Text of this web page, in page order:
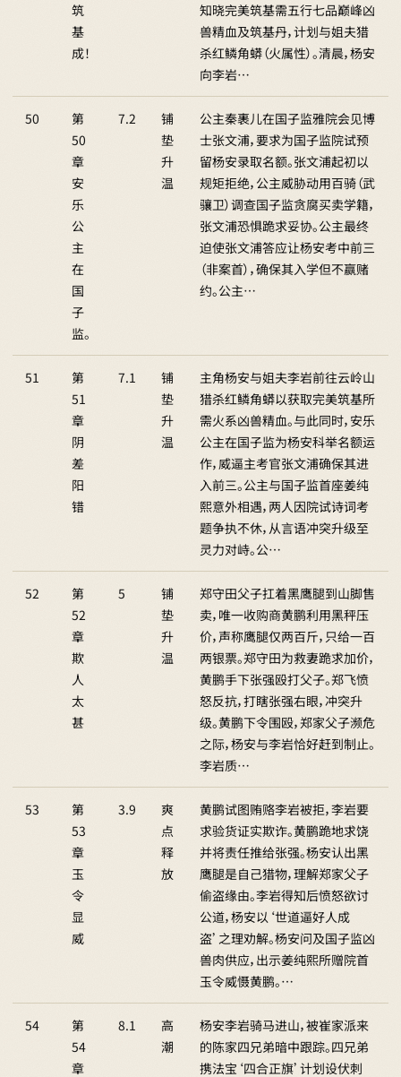
筑
基
成！
知晓完美筑基需五行七品巅峰凶
兽精血及筑基丹，计划与姐夫猎
杀红鳞角蟒（火属性）。清晨，杨安
向李岩…
50
第
50
章
安
乐
公
主
在
国
子
监。
7.2
铺
垫
升
温
公主秦裹儿在国子监雅院会见博
士张文浦，要求为国子监院试预
留杨安录取名额。张文浦起初以
规矩拒绝，公主威胁动用百骑（武
骧卫）调查国子监贪腐买卖学籍，
张文浦恐惧跪求妥协。公主最终
迫使张文浦答应让杨安考中前三
（非案首），确保其入学但不赢赌
约。公主…
51
第
51
章
阴
差
阳
错
7.1
铺
垫
升
温
主角杨安与姐夫李岩前往云岭山
猎杀红鳞角蟒以获取完美筑基所
需火系凶兽精血。与此同时，安乐
公主在国子监为杨安科举名额运
作，威逼主考官张文浦确保其进
入前三。公主与国子监首座姜纯
熙意外相遇，两人因院试诗词考
题争执不休，从言语冲突升级至
灵力对峙。公…
52
第
52
章
欺
人
太
甚
5
铺
垫
升
温
郑守田父子扛着黑鹰腿到山脚售
卖，唯一收购商黄鹏利用黑秤压
价，声称鹰腿仅两百斤，只给一百
两银票。郑守田为救妻跪求加价，
黄鹏手下张强殴打父子。郑飞愤
怒反抗，打瞎张强右眼，冲突升
级。黄鹏下令围殴，郑家父子濒危
之际，杨安与李岩恰好赶到制止。
李岩质…
53
第
53
章
玉
令
显
威
3.9
爽
点
释
放
黄鹏试图贿赂李岩被拒，李岩要
求验货证实欺诈。黄鹏跪地求饶
并将责任推给张强。杨安认出黑
鹰腿是自己猎物，理解郑家父子
偷盗缘由。李岩得知后愤怒欲讨
公道，杨安以‘世道逼好人成
盗’之理劝解。杨安问及国子监凶
兽肉供应，出示姜纯熙所赠院首
玉令威慑黄鹏。…
54
第
54
章
8.1
高
潮
杨安李岩骑马进山，被崔家派来
的陈家四兄弟暗中跟踪。四兄弟
携法宝‘四合正旗’计划设伏刺